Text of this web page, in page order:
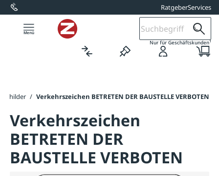
springen RatgeberServices
Nur für Geschäftskunden1
/ Verkehrszeichen BETRETEN DER BAUSTELLE VERBOTEN
Verkehrszeichen
BETRETEN DER
BAUSTELLE VERBOTEN